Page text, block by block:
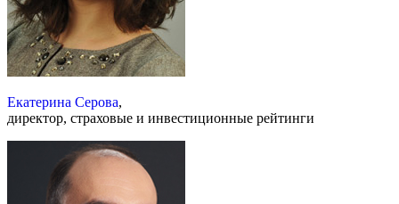
Екатерина Серова,
директор, страховые и инвестиционные рейтинги